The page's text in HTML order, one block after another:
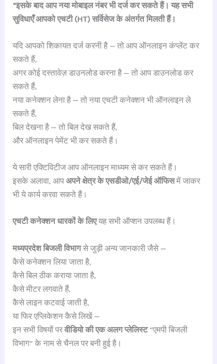
“इसके बाद आप नया मोबाइल नंबर भी दर्ज कर सकते हैं। यह सभी
सुविधाएँ आपको एचटी (HT) सर्विसेज के अंतर्गत मिलती हैं।
यदि आपको शिकायत दर्ज करनी है — तो आप ऑनलाइन कंप्लेंट कर
सकते हैं,
अगर कोई दस्तावेज़ डाउनलोड करना है — तो आप डाउनलोड कर
सकते हैं,
नया कनेक्शन लेना है — तो नया एचटी कनेक्शन भी ऑनलाइन ले
सकते हैं,
बिल देखना है — तो बिल देख सकते हैं,
और ऑनलाइन पेमेंट भी कर सकते हैं।
ये सारी एक्टिविटीज आप ऑनलाइन माध्यम से कर सकते हैं।
इसके अलावा, आपअपने क्षेत्र के एसडीओ/एई/जेई ऑफिसमें जाकर
भी ये कार्य करवा सकते हैं।
एचटी कनेक्शन धारकों के लिएयह सभी ऑप्शन उपलब्ध हैं।
मध्यप्रदेश बिजली विभागसे जुड़ी अन्य जानकारी जैसे —
कैसे कनेक्शन लिया जाता है,
कैसे बिल ठीक कराया जाता है,
कैसे मीटर लगवाते हैं,
कैसे लाइन कटवाई जाती है,
या फिर एप्लिकेशन कैसे लिखें —
इन सभी विषयों परवीडियो की एक अलग प्लेलिस्ट“एमपी बिजली
विभाग” के नाम से चैनल पर बनी हुई है।